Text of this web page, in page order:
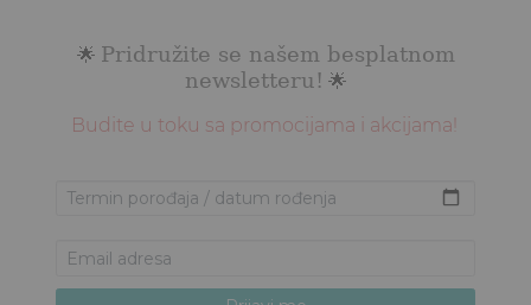
🌟 Pridružite se našem besplatnom
newsletteru! 🌟
Budite u toku sa promocijama i akcijama!